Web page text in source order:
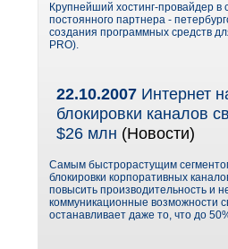
Крупнейший хостинг-провайдер
постоянного партнера -
создания программных средств
PRO).
22.10.2007 Интернет
блокировки каналов
$26 млн (Новости)
Самым быстрорастущим
блокировки корпоративных
повысить производительность и
коммуникационные возможности
останавливает даже то, что до